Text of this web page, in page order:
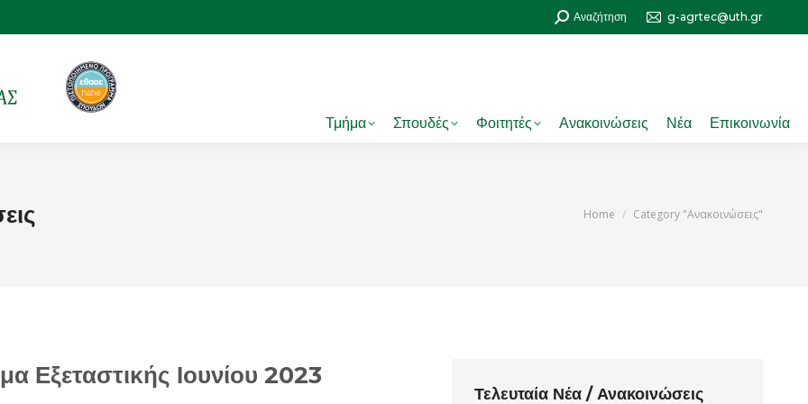
Search:
Αναζήτηση g-agrtec@uth.gr
Τμήμα Σπουδές Φοιτητές Ανακοινώσεις Νέα Επικοινωνία
You are here:
Home Category "Ανακοινώσεις"
Εξεταστικής Ιουνίου 2023
Τελευταία Νέα / Ανακοινώσεις